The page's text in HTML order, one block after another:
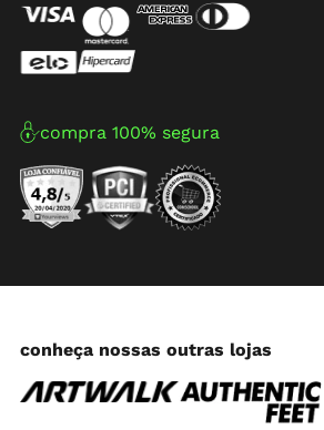
compra 100% segura
conheça nossas outras lojas